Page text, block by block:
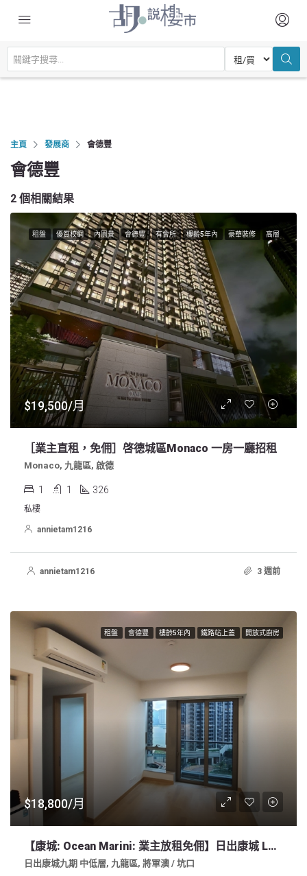
主頁 發展商 會德豐
會德豐
2 個相關結果
租盤 優質校網 內園景 會德豐 有會所 樓齡5年內 豪華裝修 高層
$19,500/月
［業主直租，免佣］啓德城區Monaco 一房一廳招租
Monaco, 九龍區, 啟德
1 1 326
私樓
annietam1216
annietam1216 3 週前
租盤 會德豐 樓齡5年內 鐵路站上蓋 開放式廚房
$18,800/月
【康城: Ocean Marini: 業主放租免佣】日出康城 Lohas 9期 2房 少海開廚 479sf 明廁
日出康城九期 中低層, 九龍區, 將軍澳 / 坑口